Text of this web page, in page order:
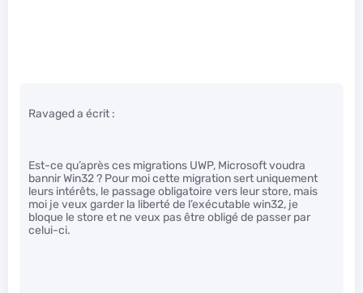
Ravaged a écrit :
Est-ce qu’après ces migrations UWP, Microsoft voudra
bannir Win32 ? Pour moi cette migration sert uniquement
leurs intérêts, le passage obligatoire vers leur store, mais
moi je veux garder la liberté de l’exécutable win32, je
bloque le store et ne veux pas être obligé de passer par
celui-ci.